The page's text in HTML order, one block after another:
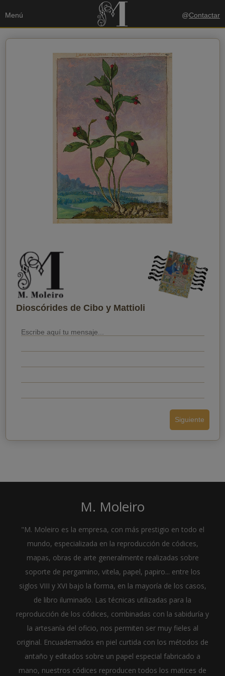
Menú @Contactar
Dioscórides de Cibo y Mattioli
Siguiente
Tus datos
Enviar copia a mi email
Acepto la
política de privacidad
Datos del destinatario
¿Cuándo quieres que la reciba?
Volver
M. Moleiro
"M. Moleiro es la empresa, con más prestigio en todo el
mundo, especializada en la reproducción de códices,
mapas, obras de arte generalmente realizadas sobre
soporte de pergamino, vitela, papel, papiro... entre los
siglos VIII y XVI bajo la forma, en la mayoría de los casos,
de libro iluminado. Las técnicas utilizadas para la
reproducción de los códices, combinadas con la sabiduría y
la artesanía del oficio, nos permiten ser muy fieles al
original. Encuadernados en piel curtida con los métodos de
antaño y editados sobre un papel especial fabricado a
mano, nuestros códices reproducen todos los matices de